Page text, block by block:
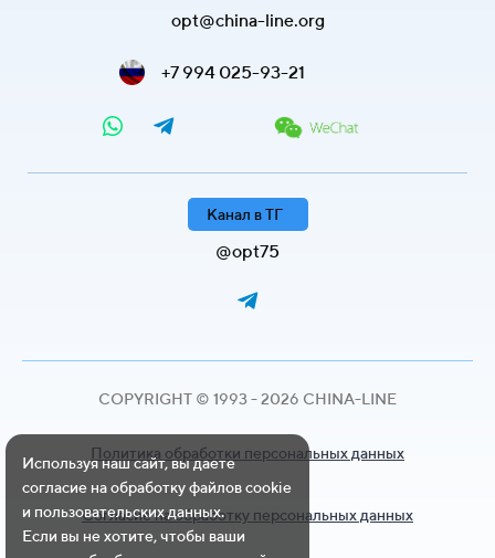
opt@china-line.org
+7 994 025-93-21
Канал в ТГ
@opt75
COPYRIGHT © 1993 - 2026 CHINA-LINE
Политика обработки персональных данных
Согласие на обработку персональных данных
Используя наш сайт, вы даете
согласие на обработку файлов cookie
и пользовательских данных.
Если вы не хотите, чтобы ваши